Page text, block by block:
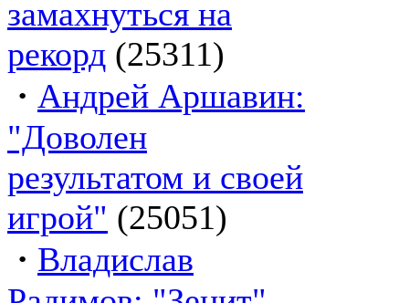
замахнуться на
рекорд (25311)
· Андрей Аршавин:
"Доволен
результатом и своей
игрой" (25051)
· Владислав